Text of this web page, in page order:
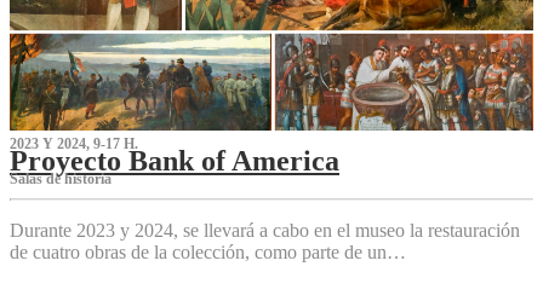
2023 Y 2024, 9-17 H.
Proyecto Bank of America
S‌alas de historia
Durante 2023 y 2024, se llevará a cabo en el museo la restauración
de cuatro obras de la colección, como parte de un…